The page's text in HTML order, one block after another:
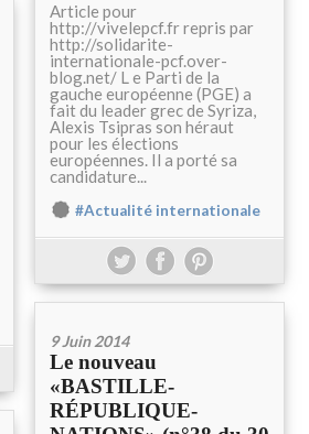
Article pour
http://vivelepcf.fr repris par
http://solidarite-
internationale-pcf.over-
blog.net/ L e Parti de la
gauche européenne (PGE) a
fait du leader grec de Syriza,
Alexis Tsipras son héraut
pour les élections
européennes. Il a porté sa
candidature...
#Actualité internationale
9 Juin 2014
Le nouveau
«BASTILLE-
RÉPUBLIQUE-